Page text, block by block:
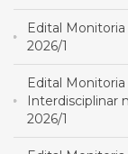
Edital
2026/1
Edital
Interdisciplinar
2026/1